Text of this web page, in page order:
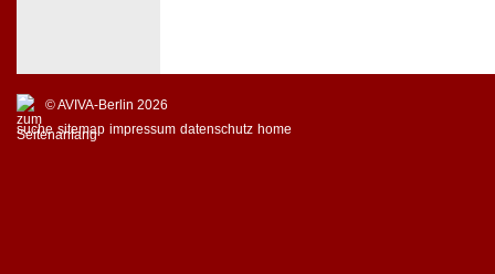
© AVIVA-Berlin 2026
suche sitemap impressum datenschutz home